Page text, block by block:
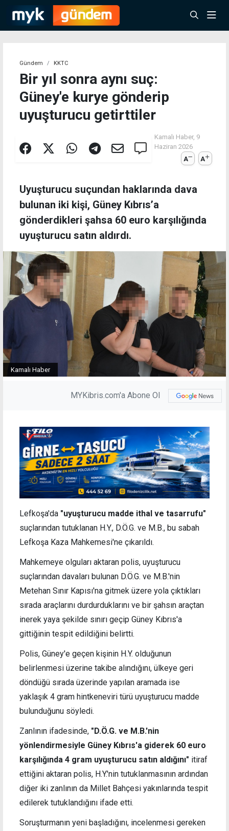
Gündem KKTC
Bir yıl sonra aynı suç:
Güney'e kurye gönderip
uyuşturucu getirttiler
Kamalı Haber, 9
Haziran 2026
A
A
Uyuşturucu suçundan haklarında dava
bulunan iki kişi, Güney Kıbrıs’a
gönderdikleri şahsa 60 euro karşılığında
uyuşturucu satın aldırdı.
Kamalı Haber
MYKibris.com'a Abone Ol
Lefkoşa'da "uyuşturucu madde ithal ve tasarrufu"
suçlarından tutuklanan H.Y., D.Ö.G. ve M.B., bu sabah
Lefkoşa Kaza Mahkemesi'ne çıkarıldı.
Mahkemeye olguları aktaran polis, uyuşturucu
suçlarından davaları bulunan D.Ö.G. ve M.B.'nin
Metehan Sınır Kapısı'na gitmek üzere yola çıktıkları
sırada araçlarını durdurduklarını ve bir şahsın araçtan
inerek yaya şekilde sınırı geçip Güney Kıbrıs'a
gittiğinin tespit edildiğini belirtti.
Polis, Güney'e geçen kişinin H.Y. olduğunun
belirlenmesi üzerine takibe alındığını, ülkeye geri
döndüğü sırada üzerinde yapılan aramada ise
yaklaşık 4 gram hintkeneviri türü uyuşturucu madde
bulunduğunu söyledi.
Zanlının ifadesinde, "D.Ö.G. ve M.B.'nin
yönlendirmesiyle Güney Kıbrıs'a giderek 60 euro
karşılığında 4 gram uyuşturucu satın aldığını" itiraf
ettiğini aktaran polis, H.Y.'nin tutuklanmasının ardından
diğer iki zanlının da Millet Bahçesi yakınlarında tespit
edilerek tutuklandığını ifade etti.
Soruşturmanın yeni başladığını, incelenmesi gereken